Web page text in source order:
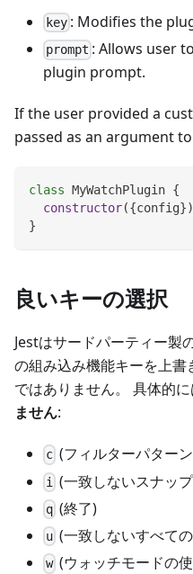
key : Modifies the
prompt : Allows user
plugin prompt.
If the user provided a
passed as an argument
class MyWatchPlugin {
constructor({config})
}
良いキーの選択
Jestはサードパーティー製
の組み込み機能キーを上
ではありません。 具体的
ません:
c (フィルターパター
i (一致しないスナッ
q (終了)
u (一致しないすべて
w (ウォッチモードの